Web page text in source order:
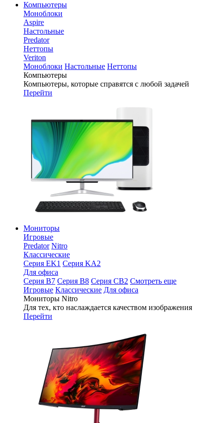
Компьютеры
Моноблоки
Aspire
Настольные
Predator
Неттопы
Veriton
Моноблоки Настольные Неттопы
Компьютеры
Компьютеры, которые справятся с любой задачей
Перейти
Мониторы
Игровые
Predator Nitro
Классические
Серия EK1 Серия KA2
Для офиса
Серия B7 Серия B8 Серия CB2 Смотреть еще
Игровые Классические Для офиса
Мониторы Nitro
Для тех, кто наслаждается качеством изображения
Перейти